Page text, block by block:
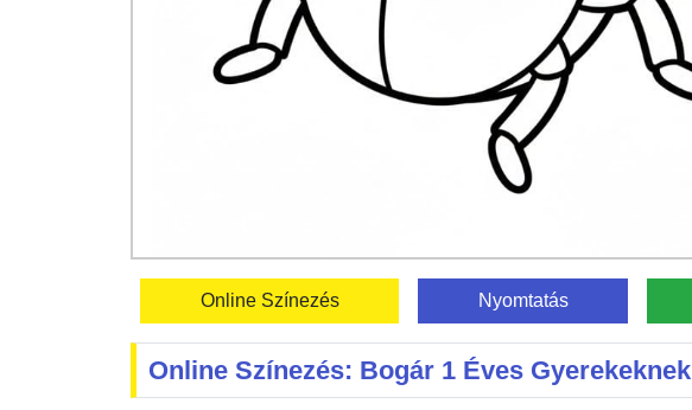
Online Színezés Nyomtatás
Online Színezés: Bogár 1 Éves Gyerekeknek